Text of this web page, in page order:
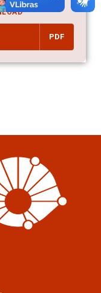
PDF